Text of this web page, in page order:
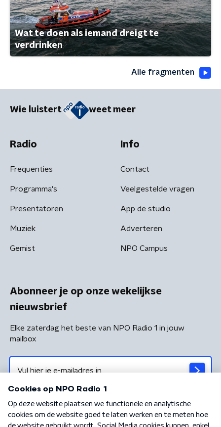
Wat te doen als iemand dreigt te
verdrinken
Alle fragmenten
Wie luistert weet meer
Radio
Frequenties
Programma's
Presentatoren
Muziek
Gemist
Info
Contact
Veelgestelde vragen
App de studio
Adverteren
NPO Campus
Abonneer je op onze wekelijkse
nieuwsbrief
Elke zaterdag het beste van NPO Radio 1 in jouw
mailbox